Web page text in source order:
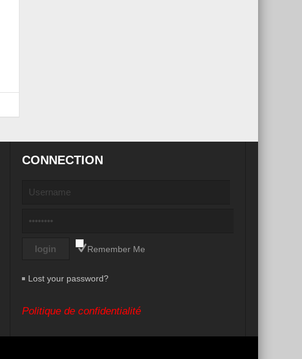
CONNECTION
Remember Me
Lost your password?
Politique de confidentialité